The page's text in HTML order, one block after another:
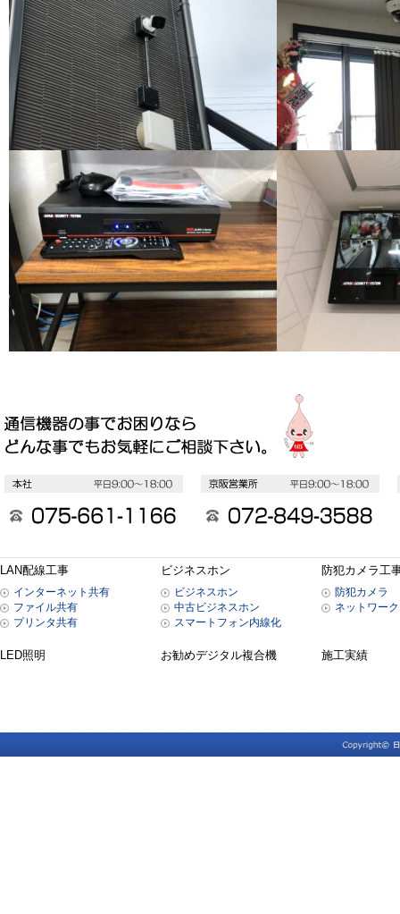
LAN配線工事
インターネット共有
ファイル共有
プリンタ共有
ビジネスホン
ビジネスホン
中古ビジネスホン
スマートフォン内線化
防犯カメラ工
防犯カメラ
ネットワー
LED照明 お勧めデジタル複合機 施工実績